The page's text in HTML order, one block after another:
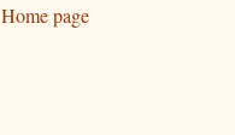
Home page